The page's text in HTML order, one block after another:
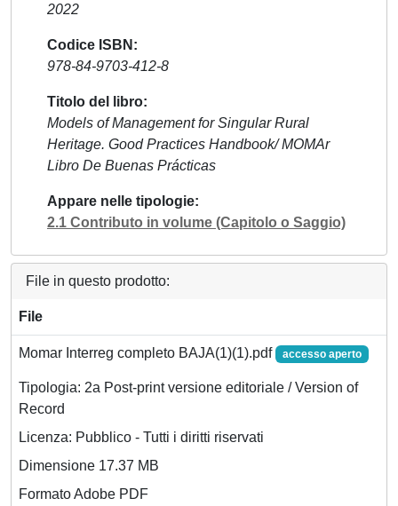
2022
Codice ISBN
978-84-9703-412-8
Titolo del libro
Models of Management for Singular Rural
Heritage. Good Practices Handbook/ MOMAr
Libro De Buenas Prácticas
Appare nelle tipologie
2.1 Contributo in volume (Capitolo o Saggio)
File in questo prodotto:
File
Momar Interreg completo BAJA(1)(1).pdf accesso aperto
Tipologia: 2a Post-print versione editoriale / Version of
Record
Licenza: Pubblico - Tutti i diritti riservati
Dimensione 17.37 MB
Formato Adobe PDF